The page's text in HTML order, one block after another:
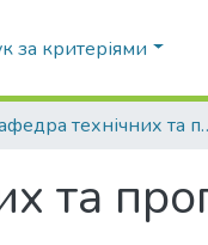
за критеріями
Кафедра технічних та
та